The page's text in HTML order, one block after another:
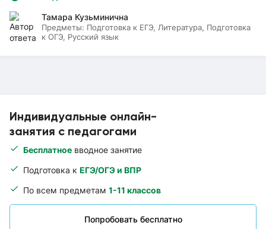
Индивидуальные онлайн-
занятия с педагогами
Бесплатное вводное занятие
Подготовка к ЕГЭ/ОГЭ и ВПР
По всем предметам 1-11 классов
Попробовать бесплатно
Тамара Кузьминична
Предметы: Подготовка к ЕГЭ, Литература, Подготовка
к ОГЭ, Русский язык